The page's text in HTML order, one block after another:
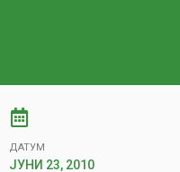
ДАТУМ
ЈУНИ 23, 2010